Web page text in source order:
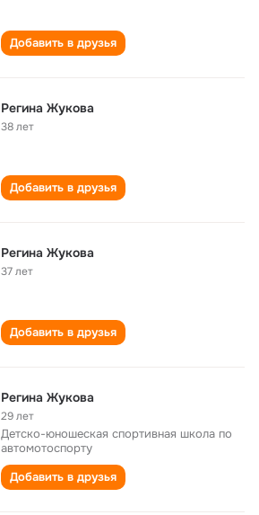
Добавить в друзья
Регина Жукова
38 лет
Добавить в друзья
Регина Жукова
37 лет
Добавить в друзья
Регина Жукова
29 лет
Детско-юношеская спортивная школа по
автомотоспорту
Добавить в друзья